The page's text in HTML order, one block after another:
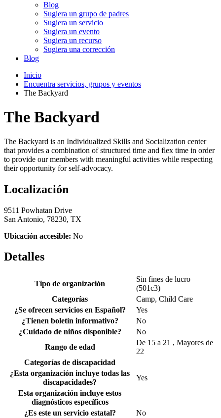
Blog
Sugiera un grupo de padres
Sugiera un servicio
Sugiera un evento
Sugiera un recurso
Sugiera una corrección
Blog
Inicio
Encuentra servicios, grupos y eventos
The Backyard
The Backyard
The Backyard is an Individualized Skills and Socialization center
that provides a combination of structured time and flex time in order
to provide our members with meaningful activities while respecting
their opportunity for self-advocacy.
Localización
9511 Powhatan Drive
San Antonio, 78230, TX
Ubicación accesible: No
Detalles
Tipo de organización
Sin fines de lucro
(501c3)
Categorías
Camp, Child Care
¿Se ofrecen servicios en Español?
Yes
¿Tienen boletín informativo?
No
¿Cuidado de niños disponible?
No
Rango de edad
De 15 a 21 , Mayores de
22
Categorías de discapacidad
¿Esta organización incluye todas las
discapacidades?
Yes
Esta organización incluye estos
diagnósticos específicos
¿Es este un servicio estatal?
No